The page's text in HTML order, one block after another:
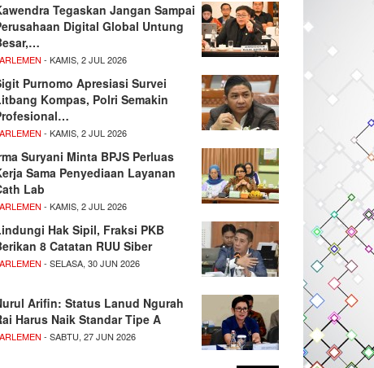
Tegaskan Jangan Sampai
Digital Global Untung
- KAMIS, 2 JUL 2026
Purnomo Apresiasi Survei
Kompas, Polri Semakin
- KAMIS, 2 JUL 2026
Suryani Minta BPJS Perluas
Sama Penyediaan Layanan
Lab
- KAMIS, 2 JUL 2026
Hak Sipil, Fraksi PKB
8 Catatan RUU Siber
- SELASA, 30 JUN 2026
Arifin: Status Lanud Ngurah
Harus Naik Standar Tipe A
- SABTU, 27 JUN 2026